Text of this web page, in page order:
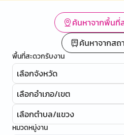
ค้นหาจากพื้นที่
ค้นหาจากสถ
พื้นที่สะดวกรับงาน
เลือกจังหวัด
เลือกอำเภอ/เขต
เลือกตำบล/แขวง
หมวดหมู่งาน